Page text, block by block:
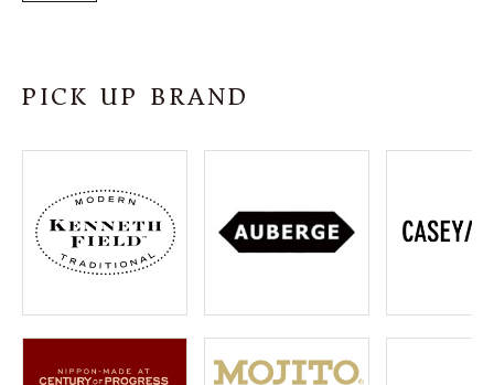
PICK UP BRAND